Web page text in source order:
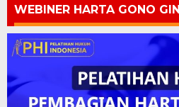
WEBINER HARTA GONO GINI